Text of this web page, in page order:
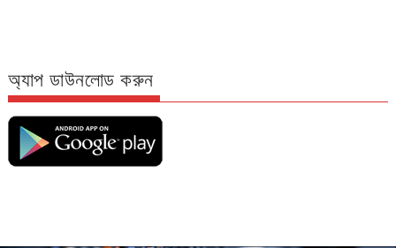
অ্যাপ ডাউনলোড করুন